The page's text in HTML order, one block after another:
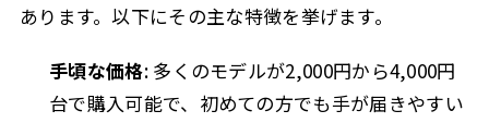
あります。以下にその主な特徴を挙げます。
手頃な価格: 多くのモデルが2,000円から4,000円
台で購入可能で、初めての方でも手が届きやすい